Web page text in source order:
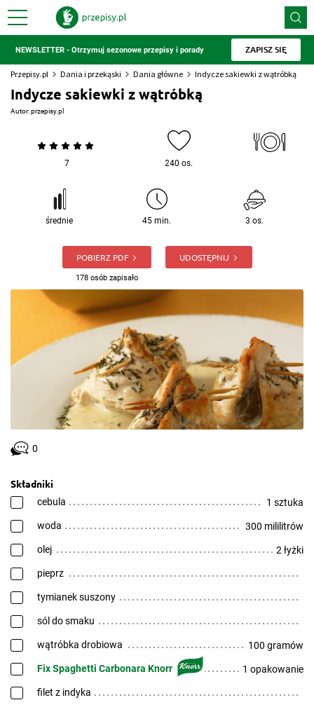
NEWSLETTER - Otrzymuj sezonowe przepisy i porady ZAPISZ SIĘ
Przepisy.pl Dania i przekąski Dania główne Indycze sakiewki z wątróbką
Indycze sakiewki z wątróbką
Autor:przepisy.pl
7 240 os.
średnie 45 min. 3 os.
POBIERZ PDF
178 osób zapisało
UDOSTĘPNIJ
0
Składniki
cebula 1 sztuka
woda 300 mililitrów
olej 2 łyżki
pieprz
tymianek suszony
sól do smaku
wątróbka drobiowa 100 gramów
Fix Spaghetti Carbonara Knorr 1 opakowanie
filet z indyka